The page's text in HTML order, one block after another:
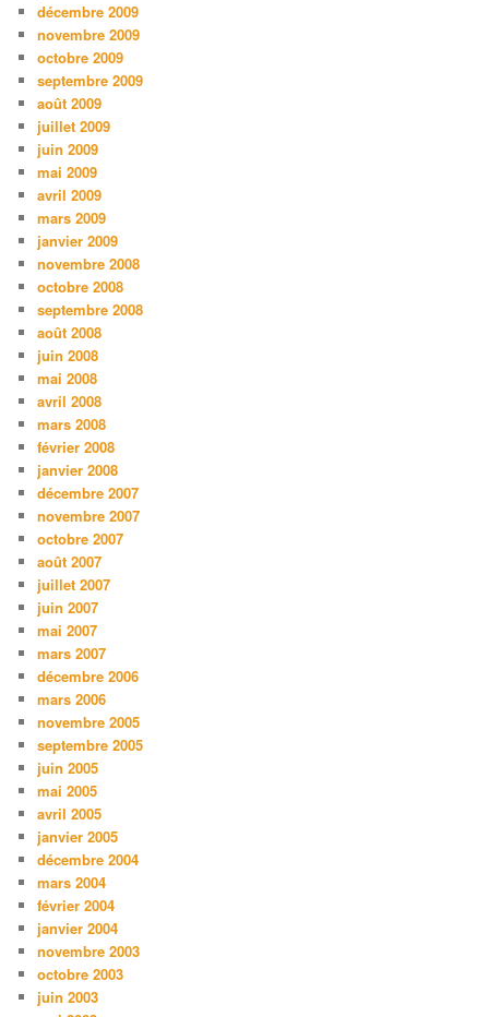
décembre 2009
novembre 2009
octobre 2009
septembre 2009
août 2009
juillet 2009
juin 2009
mai 2009
avril 2009
mars 2009
janvier 2009
novembre 2008
octobre 2008
septembre 2008
août 2008
juin 2008
mai 2008
avril 2008
mars 2008
février 2008
janvier 2008
décembre 2007
novembre 2007
octobre 2007
août 2007
juillet 2007
juin 2007
mai 2007
mars 2007
décembre 2006
mars 2006
novembre 2005
septembre 2005
juin 2005
mai 2005
avril 2005
janvier 2005
décembre 2004
mars 2004
février 2004
janvier 2004
novembre 2003
octobre 2003
juin 2003